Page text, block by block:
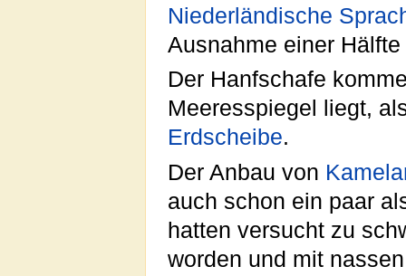
Niederländische
Ausnahme einer
Der Hanfschafe
Meeresspiegel liegt,
Erdscheibe.
Der Anbau von
auch schon ein paar
hatten versucht zu
worden und mit